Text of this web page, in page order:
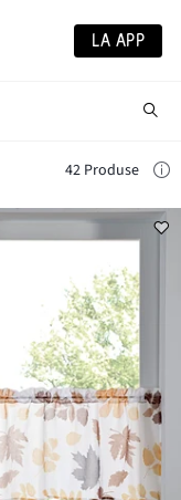
LA APP
42 Produse